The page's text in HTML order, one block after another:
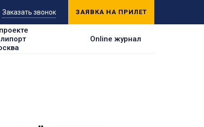
Заказать звонок ЗАЯВКА НА ПРИЛЕТ
Online журнал